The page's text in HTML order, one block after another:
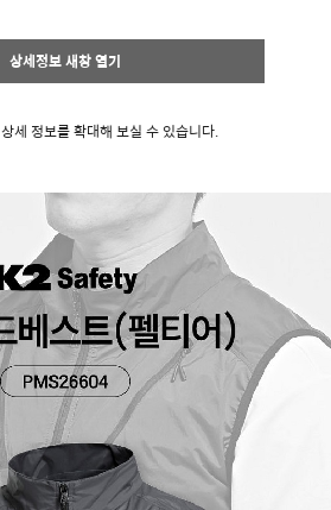
상세정보 새창 열기
상세 정보를 확대해 보실 수 있습니다.